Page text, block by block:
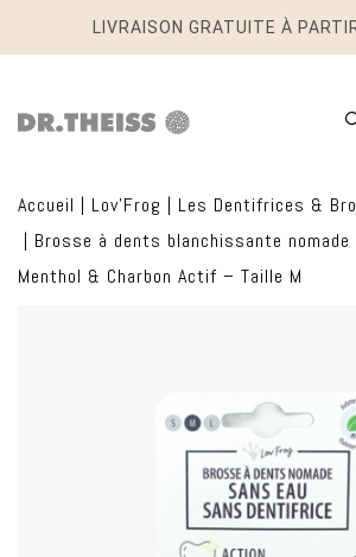
LIVRAISON GRATUITE À
Accueil | Lov'Frog | Les Dentifrices &
| Brosse à dents blanchissante nomade
Menthol & Charbon Actif – Taille M